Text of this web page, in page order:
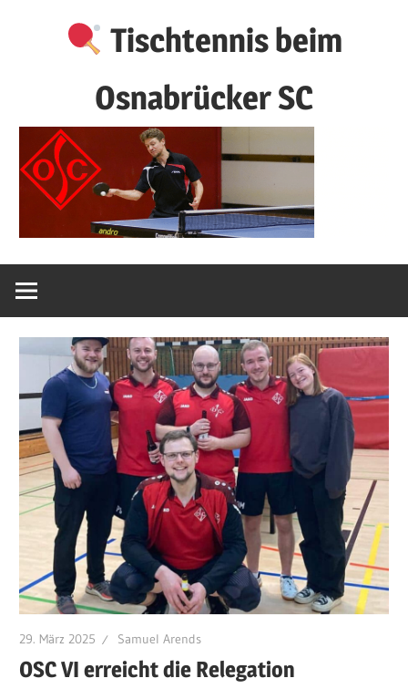
Tischtennis beim
Osnabrücker SC
29. März 2025 Samuel Arends
OSC VI erreicht die Relegation